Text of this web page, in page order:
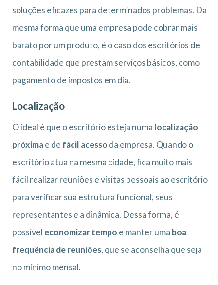
soluções eficazes para determinados problemas. Da
mesma forma que uma empresa pode cobrar mais
barato por um produto, é o caso dos escritórios de
contabilidade que prestam serviços básicos, como
pagamento de impostos em dia.
Localização
O ideal é que o escritório esteja numa localização
próximae de fácil acesso da empresa. Quando o
escritório atua na mesma cidade, fica muito mais
fácil realizar reuniões e visitas pessoais ao escritório
para verificar sua estrutura funcional, seus
representantes e a dinâmica. Dessa forma, é
possível economizar tempo e manter uma boa
frequência de reuniões, que se aconselha que seja
no mínimo mensal.